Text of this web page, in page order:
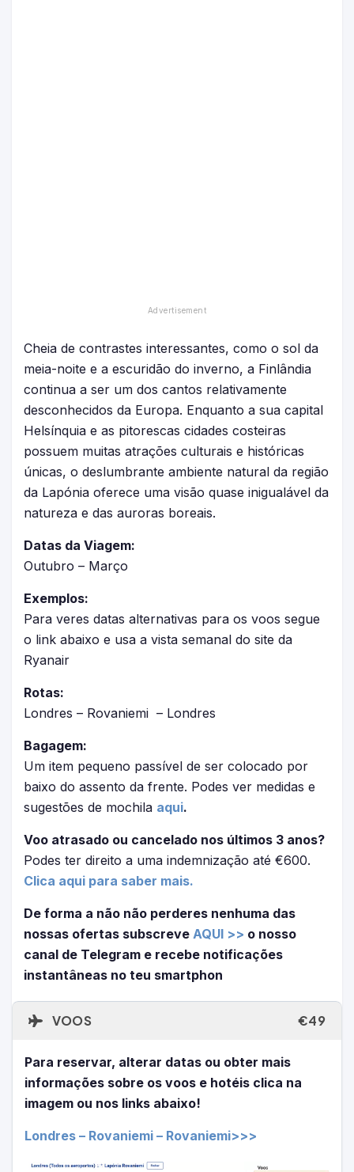
Cheia de contrastes interessantes, como o sol da
meia-noite e a escuridão do inverno, a Finlândia
continua a ser um dos cantos relativamente
desconhecidos da Europa. Enquanto a sua capital
Helsínquia e as pitorescas cidades costeiras
possuem muitas atrações culturais e históricas
únicas, o deslumbrante ambiente natural da região
da Lapónia oferece uma visão quase inigualável da
natureza e das auroras boreais.
Datas da Viagem:
Outubro – Março
Exemplos:
Para veres datas alternativas para os voos segue
o link abaixo e usa a vista semanal do site da
Ryanair
Rotas:
Londres – Rovaniemi – Londres
Bagagem:
Um item pequeno passível de ser colocado por
baixo do assento da frente. Podes ver medidas e
sugestões de mochila aqui.
Voo atrasado ou cancelado nos últimos 3 anos?
Podes ter direito a uma indemnização até €600.
Clica aqui para saber mais.
De forma a não não perderes nenhuma das
nossas ofertas subscreve AQUI >> o nosso
canal de Telegram e recebe notificações
instantâneas no teu smartphon
VOOS €49
Para reservar, alterar datas ou obter mais
informações sobre os voos e hotéis clica na
imagem ou nos links abaixo!
Londres – Rovaniemi – Rovaniemi>>>